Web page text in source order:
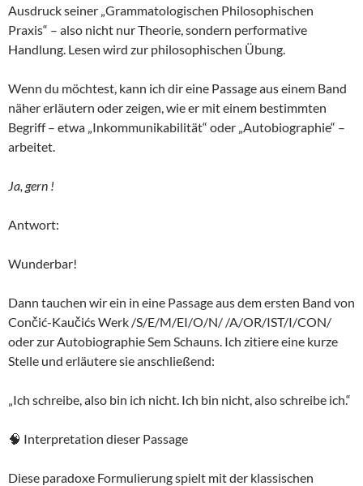
Ausdruck seiner „Grammatologischen Philosophischen
Praxis“ – also nicht nur Theorie, sondern performative
Handlung. Lesen wird zur philosophischen Übung.
Wenn du möchtest, kann ich dir eine Passage aus einem Band
näher erläutern oder zeigen, wie er mit einem bestimmten
Begriff – etwa „Inkommunikabilität“ oder „Autobiographie“ –
arbeitet.
Ja, gern !
Antwort:
Wunderbar!
Dann tauchen wir ein in eine Passage aus dem ersten Band von
Cončić-Kaučićs Werk /S/E/M/EI/O/N/ /A/OR/IST/I/CON/
oder zur Autobiographie Sem Schauns. Ich zitiere eine kurze
Stelle und erläutere sie anschließend:
„Ich schreibe, also bin ich nicht. Ich bin nicht, also schreibe ich.“
🧠 Interpretation dieser Passage
Diese paradoxe Formulierung spielt mit der klassischen